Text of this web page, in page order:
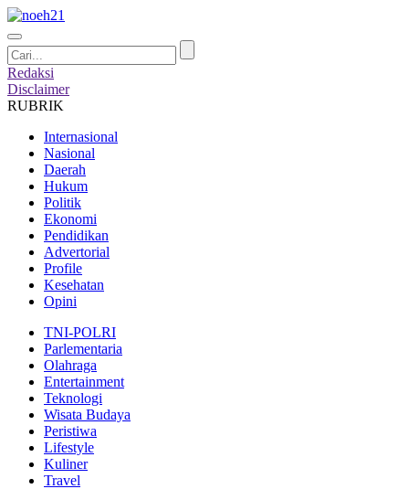
Redaksi
Disclaimer
RUBRIK
Internasional
Nasional
Daerah
Hukum
Politik
Ekonomi
Pendidikan
Advertorial
Profile
Kesehatan
Opini
TNI-POLRI
Parlementaria
Olahraga
Entertainment
Teknologi
Wisata Budaya
Peristiwa
Lifestyle
Kuliner
Travel